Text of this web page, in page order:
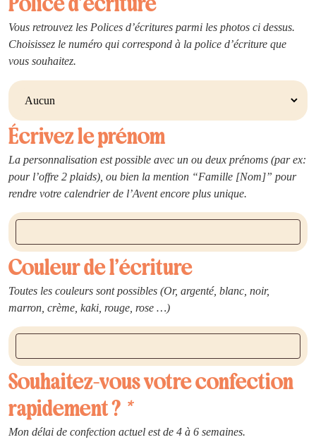
Police d’écriture
Vous retrouvez les Polices d’écritures parmi les photos ci dessus.
Choisissez le numéro qui correspond à la police d’écriture que
vous souhaitez.
Écrivez le prénom
La personnalisation est possible avec un ou deux prénoms (par ex:
pour l’offre 2 plaids), ou bien la mention “Famille [Nom]” pour
rendre votre calendrier de l’Avent encore plus unique.
Couleur de l’écriture
Toutes les couleurs sont possibles (Or, argenté, blanc, noir,
marron, crème, kaki, rouge, rose …)
Souhaitez-vous votre confection
rapidement ? *
Mon délai de confection actuel est de 4 à 6 semaines.